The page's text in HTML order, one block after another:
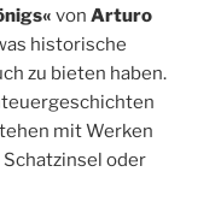
von Arturo
historische
zu bieten haben.
mit Werken
oder